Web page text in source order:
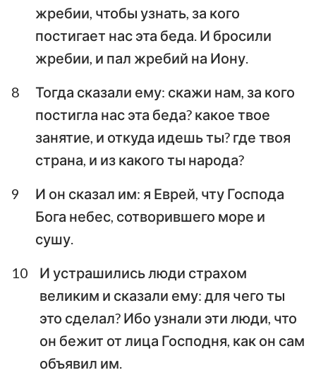
жребии, чтобы узнать, за кого
постигает нас эта беда. И бросили
жребии, и пал жребий на Иону.
8
Тогда сказали ему: скажи нам, за кого
постигла нас эта беда? какое твое
занятие, и откуда идешь ты? где твоя
страна, и из какого ты народа?
9
И он сказал им: я Еврей, чту Господа
Бога небес, сотворившего море и
сушу.
10
И устрашились люди страхом
великим и сказали ему: для чего ты
это сделал? Ибо узнали эти люди, что
он бежит от лица Господня, как он сам
объявил им.